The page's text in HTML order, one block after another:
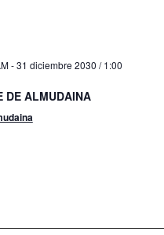
-31 diciembre 2030 / 1:00
DE ALMUDAINA